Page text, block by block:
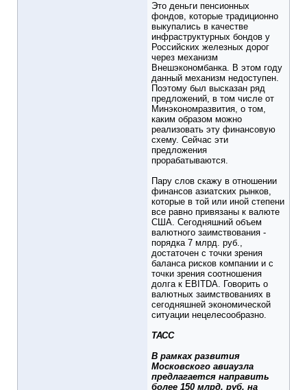
Это деньги пенсионных
фондов, которые традиционно
выкупались в качестве
инфраструктурных бондов у
Российских железных дорог
через механизм
Внешэкономбанка. В этом году
данный механизм недоступен.
Поэтому был высказан ряд
предложений, в том числе от
Минэкономразвития, о том,
каким образом можно
реализовать эту финансовую
схему. Сейчас эти
предложения
прорабатываются.
Пару слов скажу в отношении
финансов азиатских рынков,
которые в той или иной степени
все равно привязаны к валюте
США. Сегодняшний объем
валютного заимствования -
порядка 7 млрд. руб.,
достаточен с точки зрения
баланса рисков компании и с
точки зрения соотношения
долга к EBITDA. Говорить о
валютных заимствованиях в
сегодняшней экономической
ситуации нецелесообразно.
ТАСС
В рамках развития
Московского авиаузла
предлагается направить
более 150 млрд. руб. на